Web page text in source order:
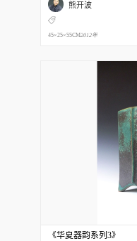
熊开波
45×25×55CM2012年
《华夏器韵系列3》